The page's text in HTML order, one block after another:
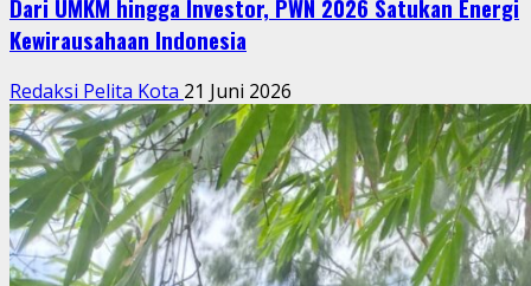
Dari UMKM hingga Investor, PWN 2026 Satukan Energi
Kewirausahaan Indonesia
Redaksi Pelita Kota 21 Juni 2026